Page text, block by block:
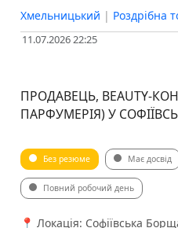
Хмельницький | Роздрібна
11.07.2026 22:25
ПРОДАВЕЦЬ, BEAUTY-
ПАРФУМЕРІЯ) У
Без резюме Має досвід
Повний робочий день
📍 Локація: Софіївська